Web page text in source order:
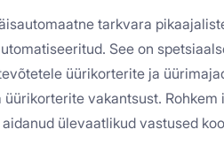
tarkvara
See on
üürikorterite ja
üürikorterite vakantsust.
ülevaatlikud vastused